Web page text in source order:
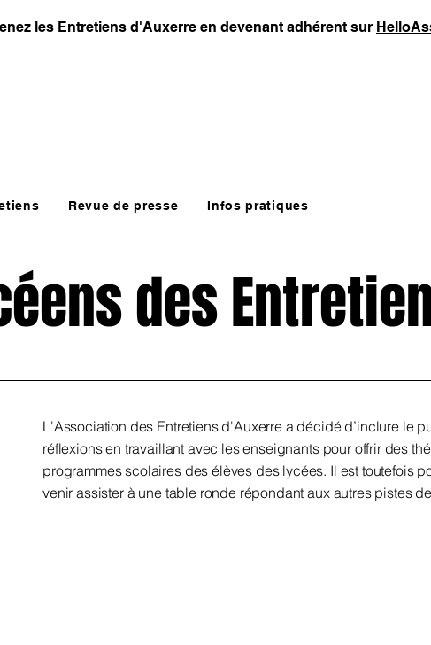
les Entretiens d'Auxerre en devenant adhérent sur
Revue de presse Infos pratiques
des
L'Association des Entretiens d'Auxerre a décidé d’inclure le
réflexions en travaillant avec les enseignants pour offrir des
programmes scolaires des élèves des lycées. Il est toutefois
venir assister à une table ronde répondant aux autres pistes